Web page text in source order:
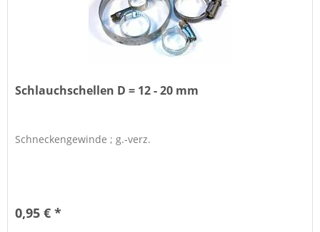
Schlauchschellen D = 12 - 20 mm
Schneckengewinde ; g.-verz.
0,95 € *